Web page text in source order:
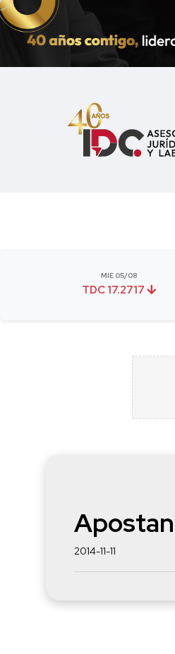
MIE 05/08
TDC 17.2717
2014-11-11